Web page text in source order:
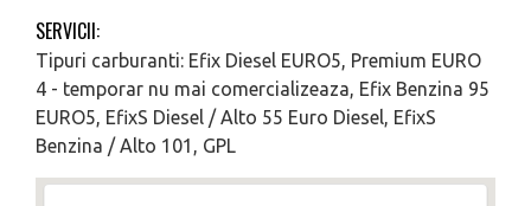
SERVICII:
Tipuri carburanti: Efix Diesel EURO5, Premium EURO
4 - temporar nu mai comercializeaza, Efix Benzina 95
EURO5, EfixS Diesel / Alto 55 Euro Diesel, EfixS
Benzina / Alto 101, GPL